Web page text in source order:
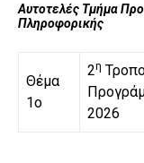
Αυτοτελές Τμήμα
Πληροφορικής
Θέμα
1ο
2η
2026